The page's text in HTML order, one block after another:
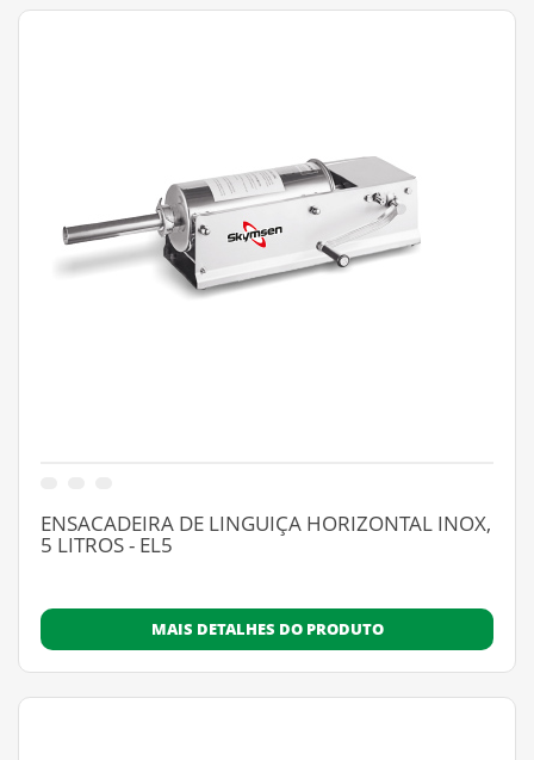
ENSACADEIRA DE LINGUIÇA HORIZONTAL INOX,
5 LITROS - EL5
MAIS DETALHES DO PRODUTO